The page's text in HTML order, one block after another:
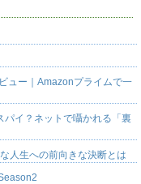
ュー｜Amazonプライムで一
パイ？ネットで囁かれる「裏
人生への前向きな決断とは